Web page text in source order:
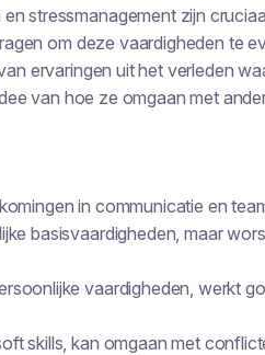
stressmanagement zijn
om deze vaardigheden te
ervaringen uit het verleden
van hoe ze omgaan met
in communicatie en
basisvaardigheden, maar
vaardigheden, werkt
skills, kan omgaan met